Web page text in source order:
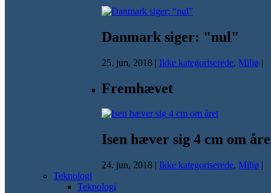
Danmark siger: "nul"
25. jun, 2018 | Ikke kategoriserede, Miljø |
Fremhævet
Isen hæver sig 4 cm om
24. jun, 2018 | Ikke kategoriserede, Miljø |
Teknologi
Teknologi